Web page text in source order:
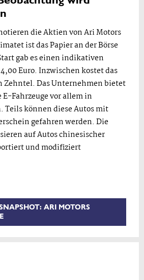
die Aktien von Ari Motors
ist das Papier an der Börse
gab es einen indikativen
Euro. Inzwischen kostet das
Zehntel. Das Unternehmen bietet
Fahrzeuge vor allem in
Teils können diese Autos mit
gefahren werden. Die
auf Autos chinesischer
und modifiziert
ARI MOTORS